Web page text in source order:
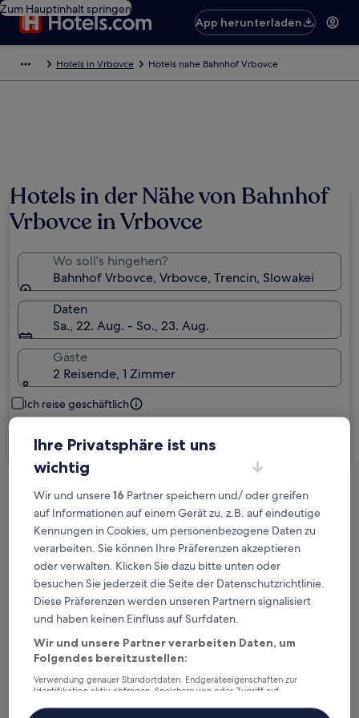
Zum Hauptinhalt springen
App herunterladen
Hotels in Vrbovce Hotels nahe Bahnhof Vrbovce
Hotels in der Nähe von Bahnhof
Vrbovce in Vrbovce
Wo soll’s hingehen?
Bahnhof Vrbovce, Vrbovce, Trencin, Slowakei
Daten
Sa., 22. Aug. - So., 23. Aug.
Gäste
2 Reisende, 1 Zimmer
Ich reise geschäftlich
Suchen
Kostenlose Stornierung bei
Planänderungen
Verdiene Prämien für jede
wahrgenommene Übernachtung
Mehr sparen mit Preisen für Mitglieder
Überprüfe die Preise für diese Daten
Ihre Privatsphäre ist uns
wichtig
Wir und unsere16 Partner speichern und/ oder greifen
auf Informationen auf einem Gerät zu, z.B. auf eindeutige
Kennungen in Cookies, um personenbezogene Daten zu
verarbeiten. Sie können Ihre Präferenzen akzeptieren
oder verwalten. Klicken Sie dazu bitte unten oder
besuchen Sie jederzeit die Seite der Datenschutzrichtlinie.
Diese Präferenzen werden unseren Partnern signalisiert
und haben keinen Einfluss auf Surfdaten.
Wir und unsere Partner verarbeiten Daten, um
Folgendes bereitzustellen:
Verwendung genauer Standortdaten. Endgeräteeigenschaften zur
Identifikation aktiv abfragen. Speichern von oder Zugriff auf
Inhalte, Messung von Werbeleistung und der Performance von Inhalten,